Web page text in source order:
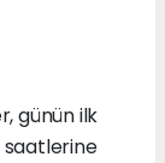
günün ilk
saatlerine